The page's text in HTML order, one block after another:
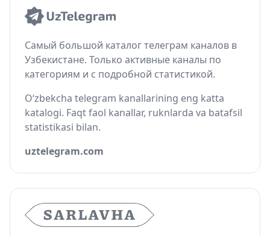
Самый большой каталог телеграм каналов в
Узбекистане. Только активные каналы по
категориям и с подробной статистикой.
O‘zbekcha telegram kanallarining eng katta
katalogi. Faqt faol kanallar, ruknlarda va batafsil
statistikasi bilan.
uztelegram.com